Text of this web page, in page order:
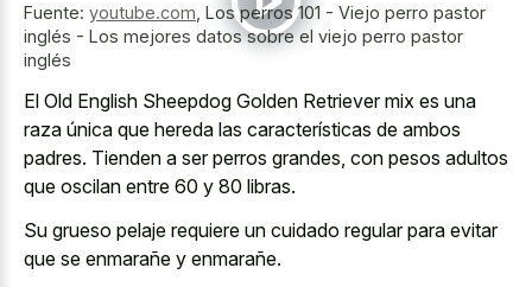
Fuente: youtube.com Los perros 101 - Viejo perro pastor
inglés - Los mejores datos sobre el viejo perro pastor
inglés
El Old English Sheepdog Golden Retriever mix es una
raza única que hereda las características de ambos
padres. Tienden a ser perros grandes, con pesos adultos
que oscilan entre 60 y 80 libras.
Su grueso pelaje requiere un cuidado regularpara evitar
que se enmarañe y enmarañe.